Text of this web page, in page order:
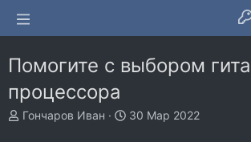
Помогите с выбором
процессора
А
Гончаров Иван
Д
30 Мар 2022